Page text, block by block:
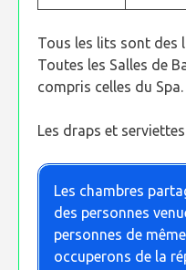
Tous les lits sont des
Toutes les Salles de
compris celles du Spa.
Les draps et
Les chambres
des personnes
personnes de
occuperons de la